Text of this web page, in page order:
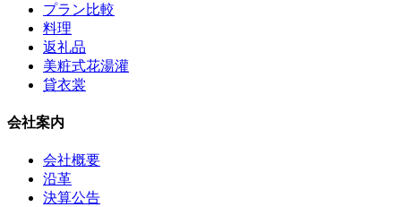
プラン比較
料理
返礼品
美粧式花湯灌
貸衣裳
会社案内
会社概要
沿革
決算公告